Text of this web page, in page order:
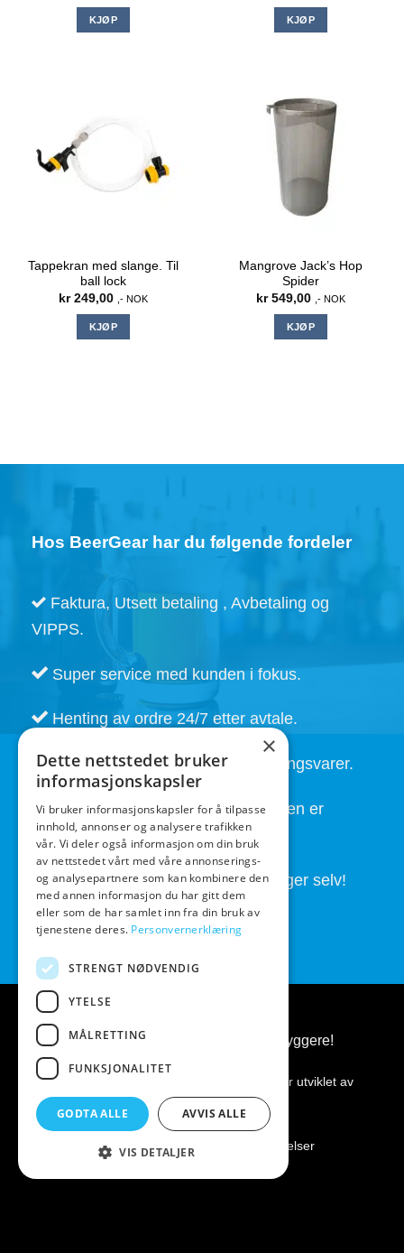
KJØP KJØP
Tappekran med slange. Til
ball lock
kr249,00 ,- NOK
KJØP
Mangrove Jack’s Hop
Spider
kr549,00 ,- NOK
KJØP
Hos BeerGear har du følgende fordeler
Faktura, Utsett betaling , Avbetaling og
VIPPS.
Super service med kunden i fokus.
Henting av ordre 24/7 etter avtale.
Kort leveringstid. Også på bestillingsvarer.
God service også etter at handelen er
fullført.
Butikken drives av folk som brygger selv!
BeerGear.no - Ølbrygging, for ølbryggere!
Kopirett 2026 ©
Nettsiden er utviklet av
Fredrikstad Webdesign AS
Personvernerklæring Kjøpsbetingelser
×
Dette nettstedet bruker
informasjonskapsler
Vi bruker informasjonskapsler for å tilpasse
innhold, annonser og analysere trafikken
vår. Vi deler også informasjon om din bruk
av nettstedet vårt med våre annonserings-
og analysepartnere som kan kombinere den
med annen informasjon du har gitt dem
eller som de har samlet inn fra din bruk av
tjenestene deres. Personvernerklæring
STRENGT NØDVENDIG
YTELSE
MÅLRETTING
FUNKSJONALITET
GODTA ALLE AVVIS ALLE
VIS DETALJER